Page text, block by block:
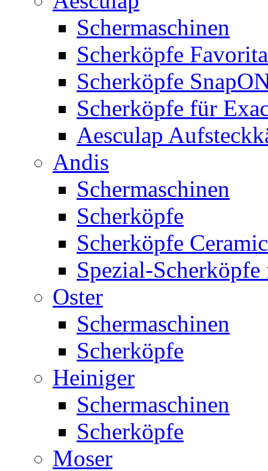
Schermaschinen
Scherköpfe
Scherköpfe
Scherköpfe für
Aesculap
Andis
Schermaschinen
Scherköpfe
Scherköpfe Ceramic
Spezial-
Oster
Schermaschinen
Scherköpfe
Heiniger
Schermaschinen
Scherköpfe
Moser